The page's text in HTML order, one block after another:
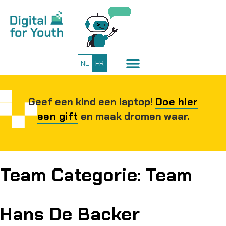
NL FR
Geef een kind een laptop! Doe hier
een gift en maak dromen waar.
Team Categorie: Team
Hans De Backer